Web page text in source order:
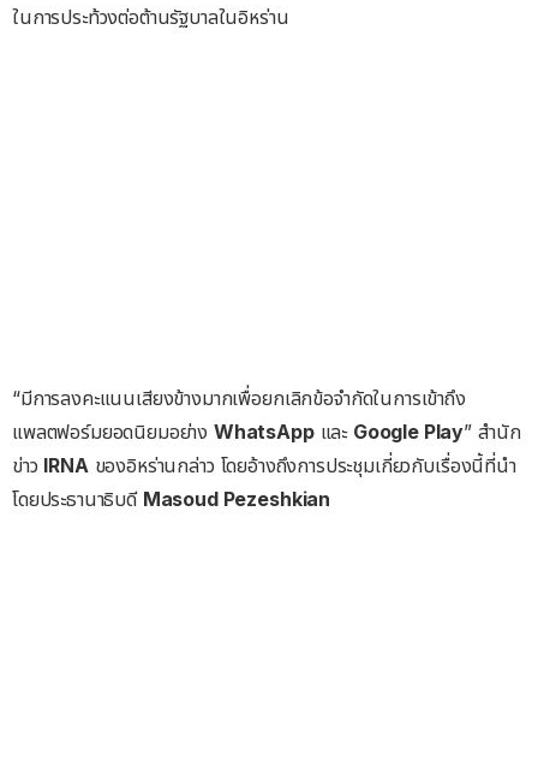
ในการประท้วงต่อต้านรัฐบาลในอิหร่าน
“มีการลงคะแนนเสียงข้างมากเพื่อยกเลิกข้อจำกัดในการเข้าถึง
แพลตฟอร์มยอดนิยมอย่าง WhatsAppและ Google Play” สำนัก
ข่าว IRNA ของอิหร่านกล่าว โดยอ้างถึงการประชุมเกี่ยวกับเรื่องนี้ที่นำ
โดยประธานาธิบดี Masoud Pezeshkian